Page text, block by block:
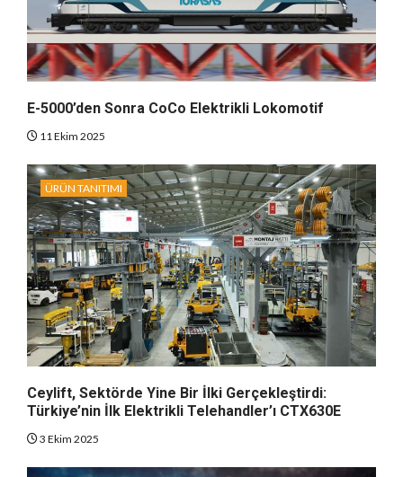
E-5000’den Sonra CoCo Elektrikli Lokomotif
11 Ekim 2025
ÜRÜN TANITIMI
Ceylift, Sektörde Yine Bir İlki Gerçekleştirdi:
Türkiye’nin İlk Elektrikli Telehandler’ı CTX630E
3 Ekim 2025